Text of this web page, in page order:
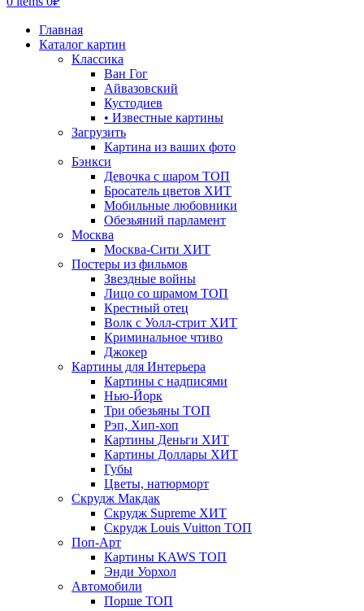
Главная
Каталог картин
Классика
Ван Гог
Айвазовский
Кустодиев
• Известные картины
Загрузить
Картина из ваших фото
Бэнкси
Девочка с шаром ТОП
Бросатель цветов ХИТ
Мобильные любовники
Обезьяний парламент
Москва
Москва-Сити ХИТ
Постеры из фильмов
Звездные войны
Лицо со шрамом ТОП
Крестный отец
Волк с Уолл-стрит ХИТ
Криминальное чтиво
Джокер
Картины для Интерьера
Картины с надписями
Нью-Йорк
Три обезьяны ТОП
Рэп, Хип-хоп
Картины Деньги ХИТ
Картины Доллары ХИТ
Губы
Цветы, натюрморт
Скрудж Макдак
Скрудж Supreme ХИТ
Скрудж Louis Vuitton ТОП
Поп-Арт
Картины KAWS ТОП
Энди Уорхол
Автомобили
Порше ТОП